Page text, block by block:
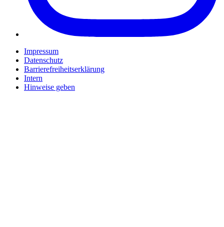
Impressum
Datenschutz
Barrierefreiheitserklärung
Intern
Hinweise geben